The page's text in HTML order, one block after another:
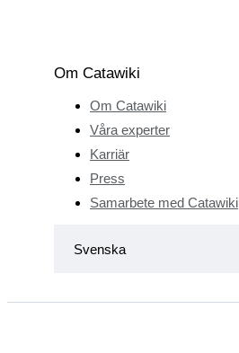
Om Catawiki
Om Catawiki
Våra experter
Karriär
Press
Samarbete med Catawiki